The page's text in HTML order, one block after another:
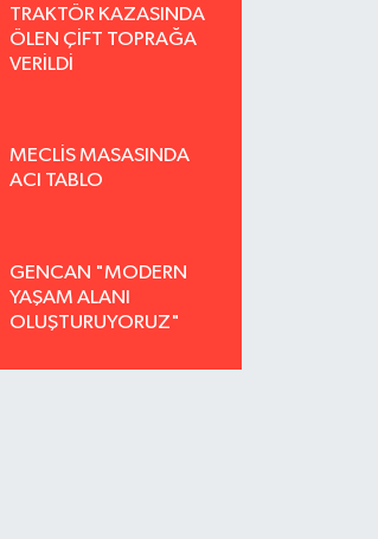
TRAKTÖR KAZASINDA
ÖLEN ÇİFT TOPRAĞA
VERİLDİ
MECLİS MASASINDA
ACI TABLO
GENCAN "MODERN
YAŞAM ALANI
OLUŞTURUYORUZ"